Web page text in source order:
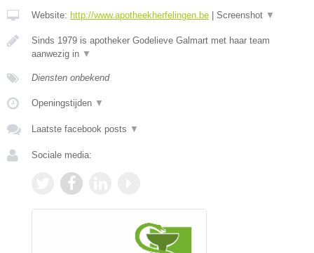
Website: http://www.apotheekherfelingen.be Screenshot ▼
Sinds 1979 is apotheker Godelieve Galmart met haar team
aanwezig in ▼
Diensten onbekend
Openingstijden ▼
Laatste facebook posts ▼
Sociale media: